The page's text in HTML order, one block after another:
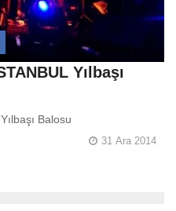
Yılbaşı
Balosu
31 Ara 2014